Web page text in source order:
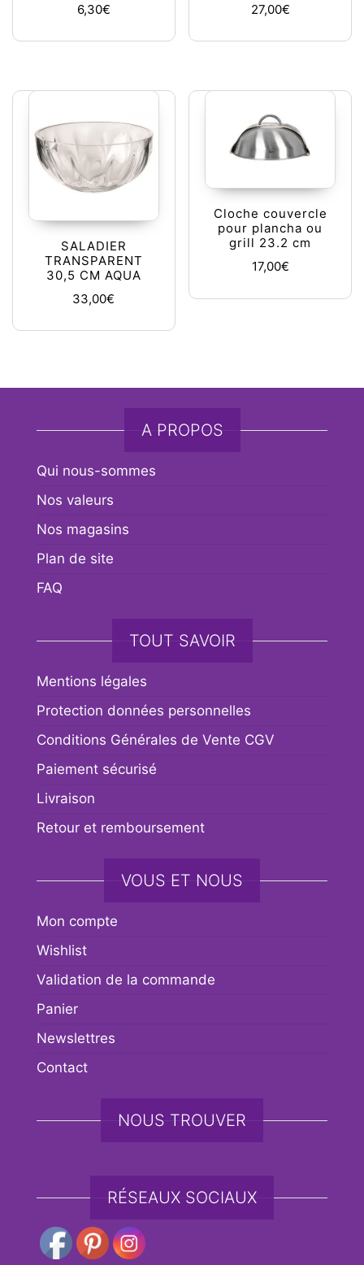
6,30€
27,00€
SALADIER
TRANSPARENT
30,5 CM AQUA
33,00€
Cloche couvercle
pour plancha ou
grill 23.2 cm
17,00€
A PROPOS
Qui nous-sommes
Nos valeurs
Nos magasins
Plan de site
FAQ
TOUT SAVOIR
Mentions légales
Protection données personnelles
Conditions Générales de Vente CGV
Paiement sécurisé
Livraison
Retour et remboursement
VOUS ET NOUS
Mon compte
Wishlist
Validation de la commande
Panier
Newslettres
Contact
NOUS TROUVER
RÉSEAUX SOCIAUX